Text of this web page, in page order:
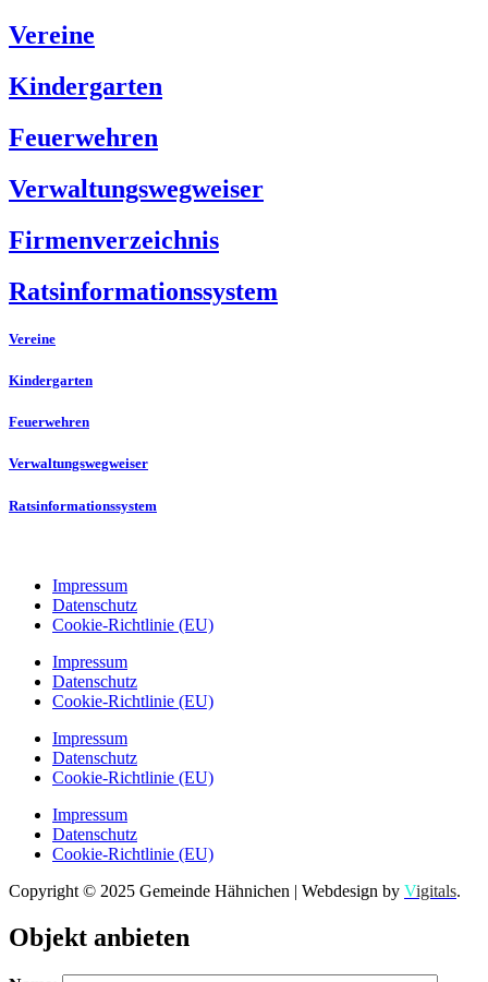
Vereine
Kindergarten
Feuerwehren
Verwaltungswegweiser
Firmenverzeichnis
Ratsinformationssystem
Vereine
Kindergarten
Feuerwehren
Verwaltungswegweiser
Ratsinformationssystem
Impressum
Datenschutz
Cookie-Richtlinie (EU)
Impressum
Datenschutz
Cookie-Richtlinie (EU)
Impressum
Datenschutz
Cookie-Richtlinie (EU)
Impressum
Datenschutz
Cookie-Richtlinie (EU)
Copyright © 2025 Gemeinde Hähnichen | Webdesign by Vigitals.
Objekt anbieten